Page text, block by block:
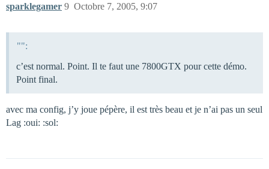
sparklegamer Octobre 7, 2005, 9:07
9
"":
c’est normal. Point. Il te faut une 7800GTX pour cette démo.
Point final.
avec ma config, j’y joue pépère, il est très beau et je n’ai pas un seul
Lag :oui: :sol: